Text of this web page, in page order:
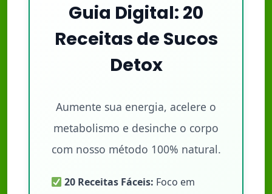
Guia Digital: 20
Receitas de Sucos
Detox
Aumente sua energia, acelere o
metabolismo e desinche o corpo
com nosso método 100% natural.
20 Receitas Fáceis: Foco em